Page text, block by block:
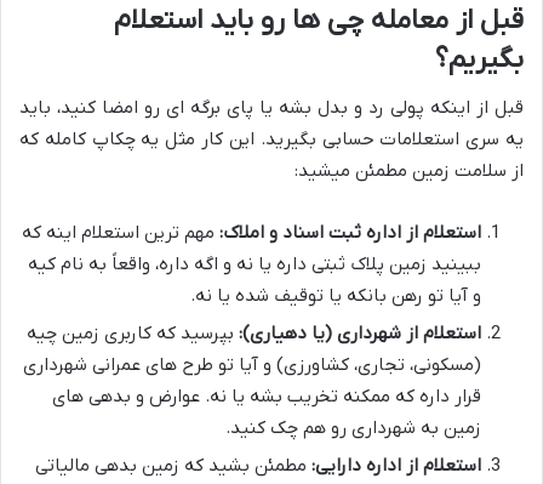
قبل از معامله چی ها رو باید استعلام
بگیریم؟
قبل از اینکه پولی رد و بدل بشه یا پای برگه ای رو امضا کنید، باید
یه سری استعلامات حسابی بگیرید. این کار مثل یه چکاپ کامله که
از سلامت زمین مطمئن میشید:
استعلام از اداره ثبت اسناد و املاک: مهم ترین استعلام اینه که
ببینید زمین پلاک ثبتی داره یا نه و اگه داره، واقعاً به نام کیه
و آیا تو رهن بانکه یا توقیف شده یا نه.
استعلام از شهرداری (یا دهیاری): بپرسید که کاربری زمین چیه
(مسکونی، تجاری، کشاورزی) و آیا تو طرح های عمرانی شهرداری
قرار داره که ممکنه تخریب بشه یا نه. عوارض و بدهی های
زمین به شهرداری رو هم چک کنید.
استعلام از اداره دارایی: مطمئن بشید که زمین بدهی مالیاتی